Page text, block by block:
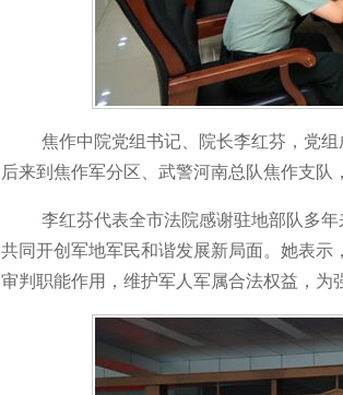
焦作中院党组书记、院长李红芬，党
后来到焦作军分区、武警河南总队焦作支
李红芬代表全市法院感谢驻地部队多
共同开创军地军民和谐发展新局面。她表
审判职能作用，维护军人军属合法权益，